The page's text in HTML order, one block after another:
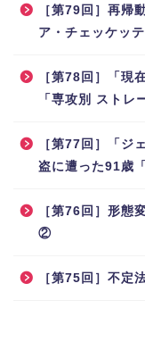
［第79回］再
ア・チェッケッ
［第78回］「現
「専攻別 ストレ
［第77回］「ジ
盗に遭った91歳
［第76回］形態
②
［第75回］不定